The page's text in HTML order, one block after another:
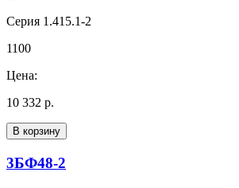
Серия 1.415.1-2
1100
Цена:
10 332 р.
В корзину
3БФ48-2